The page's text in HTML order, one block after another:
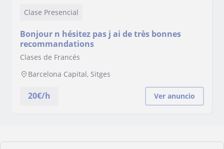
Clase Presencial
Bonjour n hésitez pas j ai de très bonnes
recommandations
Clases de Francés
Barcelona Capital, Sitges
20€/h Ver anuncio